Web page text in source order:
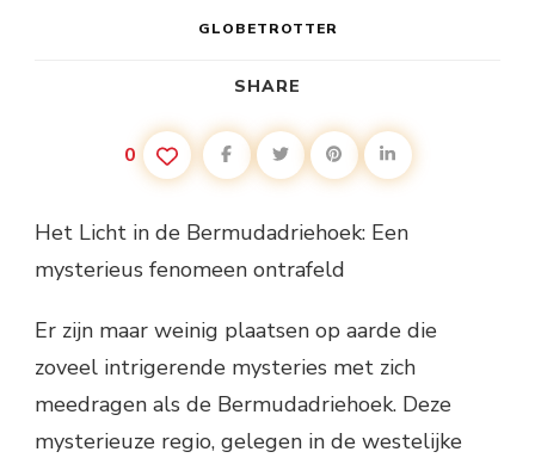
GLOBETROTTER
SHARE
0
Het Licht in de Bermudadriehoek: Een
mysterieus fenomeen ontrafeld
Er zijn maar weinig plaatsen op aarde die
zoveel intrigerende mysteries met zich
meedragen als de Bermudadriehoek. Deze
mysterieuze regio, gelegen in de westelijke